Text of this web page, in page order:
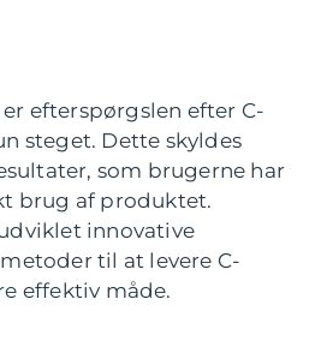
efterspørgslen efter C-
steget. Dette skyldes
som brugerne har
brug af produktet.
innovative
til at levere C-
effektiv måde.